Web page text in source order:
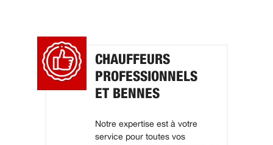
CHAUFFEURS
PROFESSIONNELS
ET BENNES
Notre expertise est à votre
service pour toutes vos